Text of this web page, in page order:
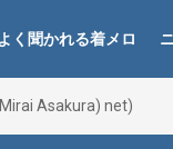
く聞かれる着メロ
Asakura) net)